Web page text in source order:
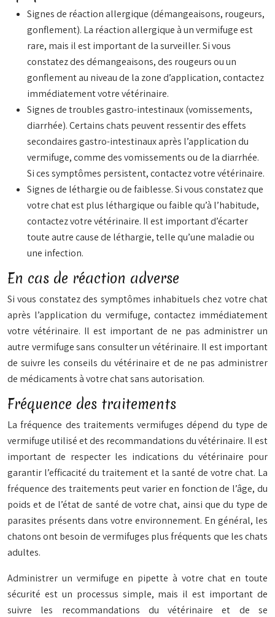
Signes de réaction allergique (démangeaisons, rougeurs,
gonflement). La réaction allergique à un vermifuge est
rare, mais il est important de la surveiller. Si vous
constatez des démangeaisons, des rougeurs ou un
gonflement au niveau de la zone d’application, contactez
immédiatement votre vétérinaire.
Signes de troubles gastro-intestinaux (vomissements,
diarrhée). Certains chats peuvent ressentir des effets
secondaires gastro-intestinaux après l’application du
vermifuge, comme des vomissements ou de la diarrhée.
Si ces symptômes persistent, contactez votre vétérinaire.
Signes de léthargie ou de faiblesse. Si vous constatez que
votre chat est plus léthargique ou faible qu’à l’habitude,
contactez votre vétérinaire. Il est important d’écarter
toute autre cause de léthargie, telle qu’une maladie ou
une infection.
En cas de réaction adverse
Si vous constatez des symptômes inhabituels chez votre chat
après l’application du vermifuge, contactez immédiatement
votre vétérinaire. Il est important de ne pas administrer un
autre vermifuge sans consulter un vétérinaire. Il est important
de suivre les conseils du vétérinaire et de ne pas administrer
de médicaments à votre chat sans autorisation.
Fréquence des traitements
La fréquence des traitements vermifuges dépend du type de
vermifuge utilisé et des recommandations du vétérinaire. Il est
important de respecter les indications du vétérinaire pour
garantir l’efficacité du traitement et la santé de votre chat. La
fréquence des traitements peut varier en fonction de l’âge, du
poids et de l’état de santé de votre chat, ainsi que du type de
parasites présents dans votre environnement. En général, les
chatons ont besoin de vermifuges plus fréquents que les chats
adultes.
Administrer un vermifuge en pipette à votre chat en toute
sécurité est un processus simple, mais il est important de
suivre les recommandations du vétérinaire et de se